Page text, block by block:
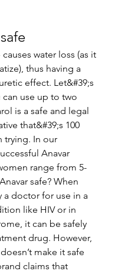
thus having a
effect. Let&#39;s
can use up to two
is a safe and legal
that&#39;s 100
trying. In our
Anavar
range from 5-
safe? When
a doctor for use in a
like HIV or in
it can be safely
drug. However,
make it safe
claims that